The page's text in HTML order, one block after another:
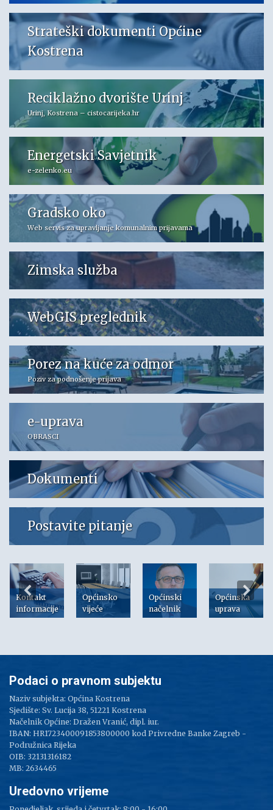
Strateški dokumenti Općine
Kostrena
Reciklažno dvorište Urinj
Urinj, Kostrena – cistocarijeka.hr
Energetski Savjetnik
e-zelenko.eu
Gradsko oko
Web servis za upravljanje komunalnim prijavama
Zimska služba
WebGIS preglednik
Porez na kuće za odmor
Poziv za podnošenje prijava
e-uprava
OBRASCI
Dokumenti
Postavite pitanje
Kontakt
informacije
Općinsko
vijeće
Općinski
načelnik
Općinska
uprava
Podaci o pravnom subjektu
Naziv subjekta: Općina Kostrena
Sjedište: Sv. Lucija 38, 51221 Kostrena
Načelnik Općine: Dražen Vranić, dipl. iur.
IBAN: HR1723400091853800000 kod Privredne Banke Zagreb -
Podružnica Rijeka
OIB: 32131316182
MB: 2634465
Uredovno vrijeme